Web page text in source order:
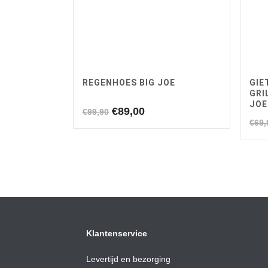
REGENHOES BIG JOE
€99,90 Oorspronkelijke
€89,00Huidige
JOE
€
Klantenservice
Levertijd en bezorging